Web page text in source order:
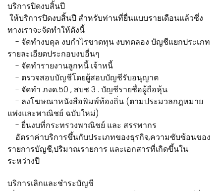
บริการปิดงบสิ้นปี
ให้บริการปิดงบสิ้นปี สำหรับท่านที่ยื่นแบบรายเดือนแล้วซึ่ง
ทางเราจะจัดทำให้ดังนี้
- จัดทำงบดุล งบกำไรขาดทุน งบทดลอง บัญชีแยกประเภท
รายละเอียดประกอบงบอื่นๆ
- จัดทำรายงานลูกหนี้ เจ้าหนี้
- ตรวจสอบบัญชีโดยผู้สอบบัญชีรับอนุญาต
- จัดทำ ภงด.50 , สบช 3 . บัญชีรายชื่อผู้ถือหุ้น
- ลงโฆษณาหนังสือพิมพ์ท้องถิ่น (ตามประมวลกฎหมาย
แพ่งและพาณิชย์ ฉบับใหม่)
- ยื่นงบที่กระทรวงพาณิชย์ และ สรรพากร
อัตราค่าบริการขึ้นกับประเภทของธุรกิจ,ความซับซ้อนของ
รายการบัญชี,ปริมาณรายการ และเอกสารที่เกิดขึ้นใน
ระหว่างปี
บริการเลิกและชำระบัญชี